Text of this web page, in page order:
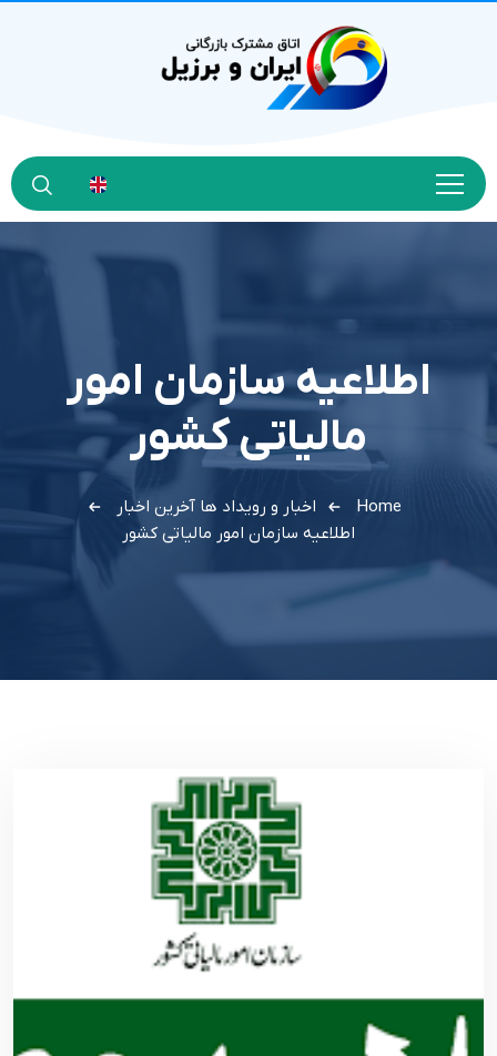
اطلاعیه سازمان امور
مالیاتی کشور
Home اخبار و رویداد ها آخرین اخبار
اطلاعیه سازمان امور مالیاتی کشور